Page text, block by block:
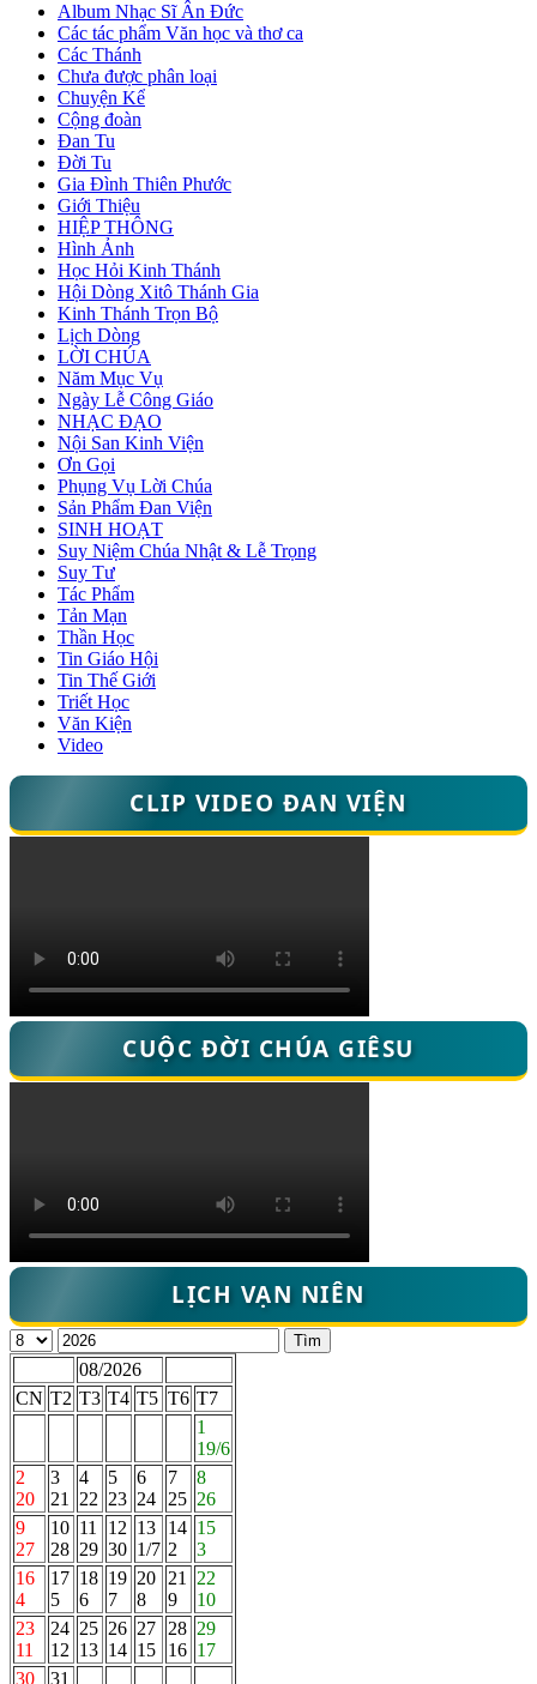
Album Nhạc Sĩ Ân Đức
Các tác phẩm Văn học và thơ ca
Các Thánh
Chưa được phân loại
Chuyện Kể
Cộng đoàn
Đan Tu
Đời Tu
Gia Đình Thiên Phước
Giới Thiệu
HIỆP THÔNG
Hình Ảnh
Học Hỏi Kinh Thánh
Hội Dòng Xitô Thánh Gia
Kinh Thánh Trọn Bộ
Lịch Dòng
LỜI CHÚA
Năm Mục Vụ
Ngày Lễ Công Giáo
NHẠC ĐẠO
Nội San Kinh Viện
Ơn Gọi
Phụng Vụ Lời Chúa
Sản Phẩm Đan Viện
SINH HOẠT
Suy Niệm Chúa Nhật & Lễ Trọng
Suy Tư
Tác Phẩm
Tản Mạn
Thần Học
Tin Giáo Hội
Tin Thế Giới
Triết Học
Văn Kiện
Video
CLIP VIDEO ĐAN VIỆN
CUỘC ĐỜI CHÚA GIÊSU
LỊCH VẠN NIÊN
Tìm
08/2026
CN T2 T3 T4 T5 T6 T7
1
19/6
2
20
3
21
4
22
5
23
6
24
7
25
8
26
9
27
10
28
11
29
12
30
13
1/7
14
2
15
3
16
4
17
5
18
6
19
7
20
8
21
9
22
10
23
11
24
12
25
13
26
14
27
15
28
16
29
17
30
31